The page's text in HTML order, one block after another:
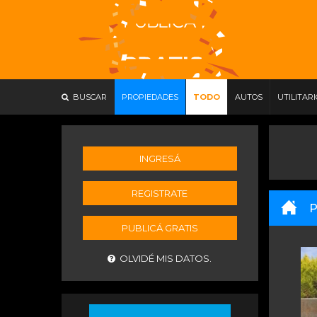
BUSCAR PROPIEDADES TODO AUTOS
INGRESÁ
REGISTRATE
PUBLICÁ GRATIS
OLVIDÉ MIS DATOS.